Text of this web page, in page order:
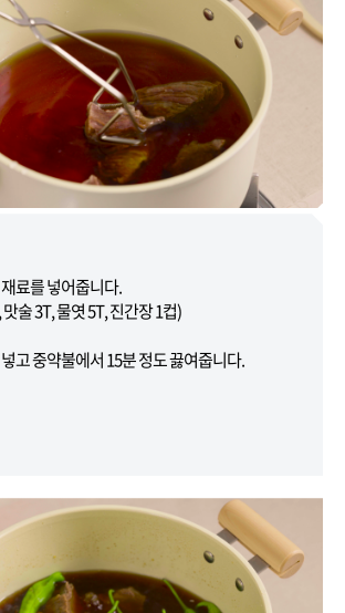
료를 넣어줍니다.
술 3T, 물엿 5T, 진간장 1컵)
고 중약불에서 15분 정도 끓여줍니다.